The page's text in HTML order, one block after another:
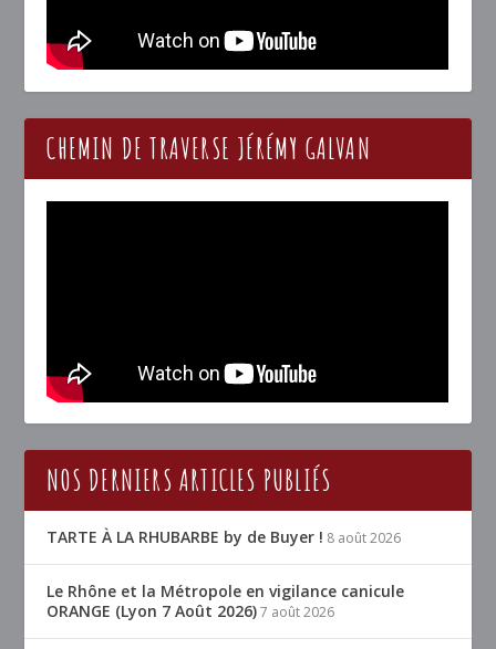
CHEMIN DE TRAVERSE JÉRÉMY GALVAN
NOS DERNIERS ARTICLES PUBLIÉS
TARTE À LA RHUBARBE by de Buyer ! 8 août 2026
Le Rhône et la Métropole en vigilance canicule
ORANGE (Lyon 7 Août 2026) 7 août 2026